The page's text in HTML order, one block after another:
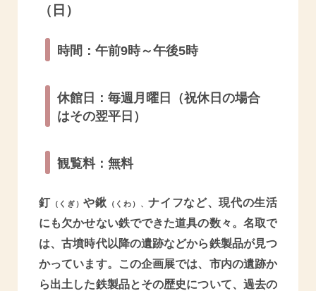
（日）
時間：午前9時～午後5時
休館日：毎週月曜日（祝休日の場合
はその翌平日）
観覧料：無料
釘 （くぎ）や鍬 （くわ）、ナイフなど、現代の生活
にも欠かせない鉄でできた道具の数々。名取で
は、古墳時代以降の遺跡などから鉄製品が見つ
かっています。この企画展では、市内の遺跡か
ら出土した鉄製品とその歴史について、過去の